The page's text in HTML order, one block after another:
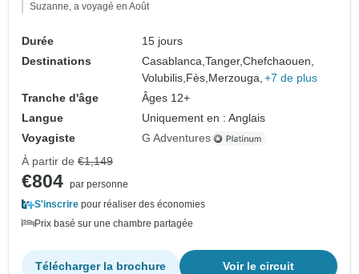
Suzanne, a voyagé en Août
Durée
15 jours
Destinations
Casablanca,Tanger,Chefchaouen,
Volubilis,Fès,Merzouga, +7 de plus
Tranche d'âge
Âges 12+
Langue
Uniquement en : Anglais
Voyagiste
G Adventures
À partir de €1,149
€804 par personne
S'inscrire pour réaliser des économies
Prix basé sur une chambre partagée
Voir le circuit
Télécharger la brochure